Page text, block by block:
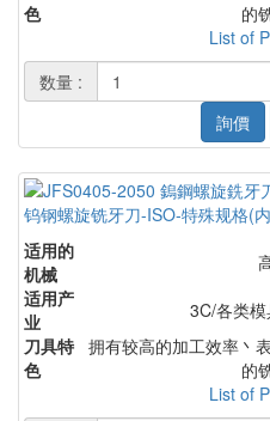
色
的
List of
数量 :
詢價
钨钢螺旋铣牙刀-ISO-特殊规格(
适用的
机械
适用产
业
3C/各类
刀具特
色
拥有较高的加工效率丶
的
List of